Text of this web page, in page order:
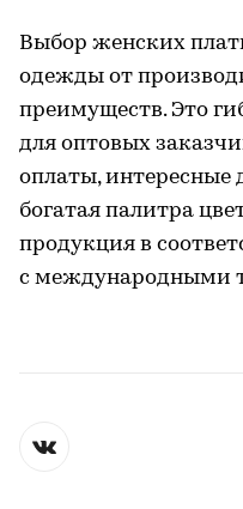
Выбор женских
одежды от
преимуществ. Это
для оптовых
оплаты, интересные
богатая палитра
продукция в
с международными